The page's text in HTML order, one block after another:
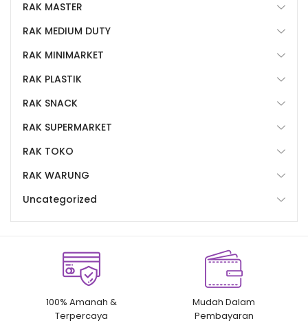
RAK MASTER
RAK MEDIUM DUTY
RAK MINIMARKET
RAK PLASTIK
RAK SNACK
RAK SUPERMARKET
RAK TOKO
RAK WARUNG
Uncategorized
100% Amanah &
Terpercaya
Mudah Dalam
Pembayaran